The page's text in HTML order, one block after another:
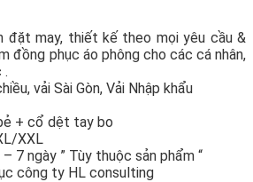
đặt may, thiết kế theo mọi yêu cầu &
đồng phục áo phông cho các cá nhân,
.
vải Sài Gòn, Vải Nhập khẩu
+ cổ dệt tay bo
XXL
– 7 ngày ” Tùy thuộc sản phẩm “
công ty HL consulting